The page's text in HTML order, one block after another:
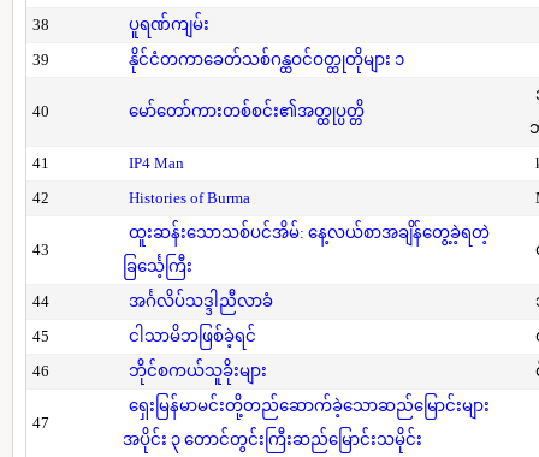
38
ပူရဏ်ကျမ်း
39
နိုင်ငံတကာခေတ်သစ်ဂန္ထဝင်ဝတ္ထုတိုများ ၁
40 မော်တော်ကားတစ်စင်း၏အတ္ထုပ္ပတ္တိ
41
IP4 Man
42
Histories of Burma
43
ထူးဆန်းသောသစ်ပင်အိမ်: နေ့လယ်စာအချိန်တွေ့ခဲ့ရတဲ့
ခြင်္သေ့ကြီး
44 အင်္ဂလိပ်သဒ္ဒါညီလာခံ
45
ငါသာမိဘဖြစ်ခဲ့ရင်
46
ဘိုင်စကယ်သူခိုးများ
47
ရှေးမြန်မာမင်းတို့တည်ဆောက်ခဲ့သောဆည်မြောင်းများ
အပိုင်း ၃ တောင်တွင်းကြီးဆည်မြောင်းသမိုင်း